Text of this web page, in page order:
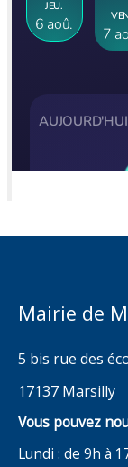
Mairie de
5 bis rue des
17137 Marsilly
Vous pouvez
Lundi : de 9h à